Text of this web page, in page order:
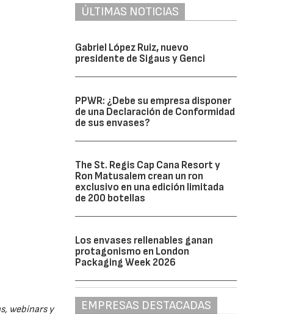
webinars y
ÚLTIMAS NOTICIAS
Gabriel López Ruiz, nuevo
presidente de Sigaus y Genci
PPWR: ¿Debe su empresa disponer
de una Declaración de Conformidad
de sus envases?
The St. Regis Cap Cana Resort y
Ron Matusalem crean un ron
exclusivo en una edición limitada
de 200 botellas
Los envases rellenables ganan
protagonismo en London
Packaging Week 2026
EMPRESAS DESTACADAS